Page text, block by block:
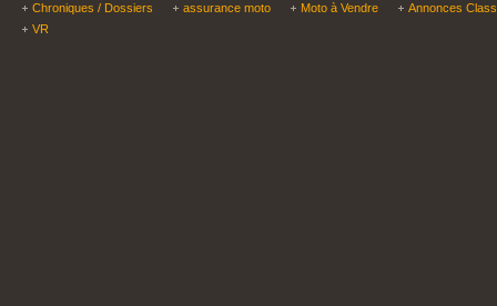
Chroniques / Dossiers assurance moto Moto à Vendre
Annonces
VR